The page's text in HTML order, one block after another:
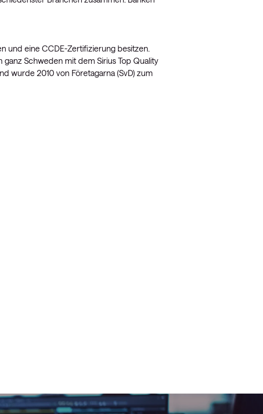
und eine CCDE-Zertifizierung besitzen.
Schweden mit dem Sirius Top Quality
wurde 2010 von Företagarna (SvD) zum